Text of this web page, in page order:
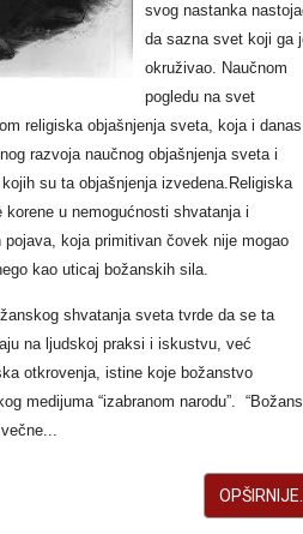
svog nastanka
da sazna svet koji ga
okruživao. Naučnom
pogledu na svet
religiska objašnjenja sveta, koja i danas
razvoja naučnog objašnjenja sveta i
su ta objašnjenja izvedena.Religiska
korene u nemogućnosti shvatanja i
pojava, koja primitivan čovek nije mogao
kao uticaj božanskih sila.
shvatanja sveta tvrde da se ta
na ljudskoj praksi i iskustvu, već
otkrovenja, istine koje božanstvo
medijuma “izabranom narodu”.
OPŠIRNIJE...